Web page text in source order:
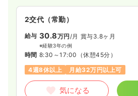
2交代（常勤）
給与 30.8万円/月 賞与3.8ヶ月
※経験3年の例
時間 8:30～17:00 （休憩45分）
4週8休以上
月給32万円以上可
気になる